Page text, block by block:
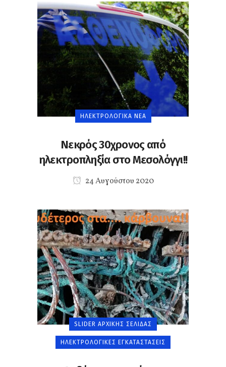
ΗΛΕΚΤΡΟΛΟΓΙΚΆ ΝΈΑ
Νεκρός 30χρονος από
ηλεκτροπληξία στο Μεσολόγγι!!
24 Αυγούστου 2020
SLIDER ΑΡΧΙΚΉΣ ΣΕΛΊΔΑΣ
ΗΛΕΚΤΡΟΛΟΓΙΚΈΣ ΕΓΚΑΤΑΣΤΆΣΕΙΣ